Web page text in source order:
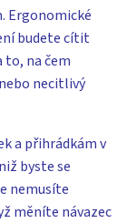
Ergonomické
budete cítit
to, na čem
necitlivý
a přihrádkám v
byste se
nemusíte
měníte návazec